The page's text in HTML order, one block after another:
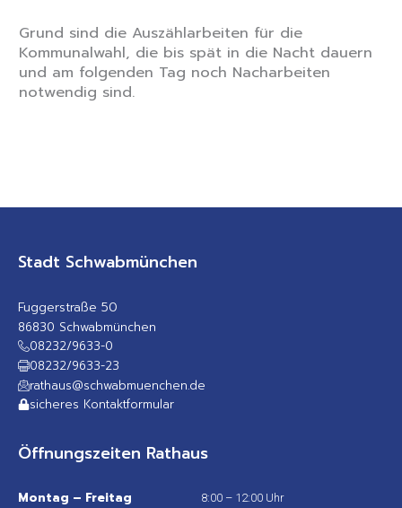
Grund sind die Auszählarbeiten für die
Kommunalwahl, die bis spät in die Nacht dauern
und am folgenden Tag noch Nacharbeiten
notwendig sind.
Stadt Schwabmünchen
Fuggerstraße 50
86830 Schwabmünchen
08232/9633-0
08232/9633-23
rathaus@schwabmuenchen.de
sicheres Kontaktformular
Öffnungszeiten Rathaus
Montag – Freitag 8:00 – 12:00 Uhr